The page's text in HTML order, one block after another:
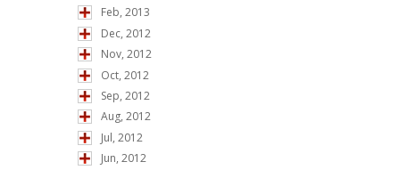
Feb, 2013
Dec, 2012
Nov, 2012
Oct, 2012
Sep, 2012
Aug, 2012
Jul, 2012
Jun, 2012